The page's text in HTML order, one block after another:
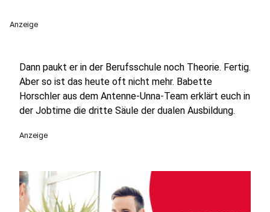
Anzeige
Dann paukt er in der Berufsschule noch Theorie. Fertig.
Aber so ist das heute oft nicht mehr. Babette
Horschler aus dem Antenne-Unna-Team erklärt euch in
der Jobtime die dritte Säule der dualen Ausbildung.
Anzeige